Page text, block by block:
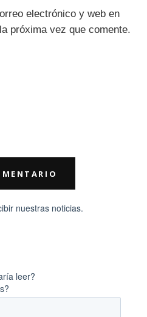
electrónico y web en
próxima vez que comente.